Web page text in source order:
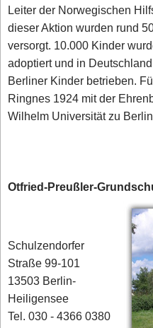
Leiter der Norwegischen
dieser Aktion wurden rund
versorgt. 10.000 Kinder
adoptiert und in
Berliner Kinder betrieben.
Ringnes 1924 mit der
Wilhelm Universität zu
Otfried-Preußler-
Schulzendorfer
Straße 99-101
13503 Berlin-
Heiligensee
Tel. 030 - 4366 0380